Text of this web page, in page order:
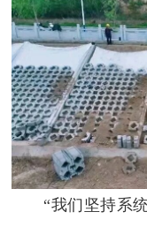
“我们坚持系